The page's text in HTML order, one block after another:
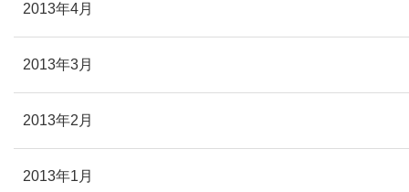
2013年4月
2013年3月
2013年2月
2013年1月